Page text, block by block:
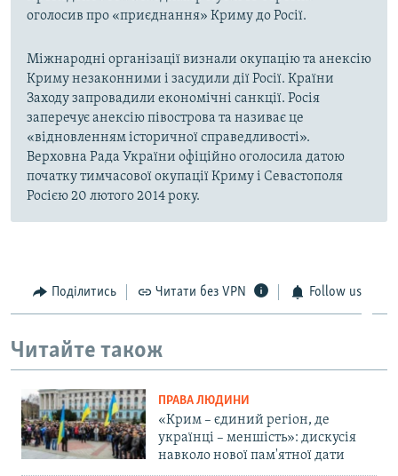
оголосив про «приєднання» Криму до Росії.
Міжнародні організації визнали окупацію та анексію
Криму незаконними і засудили дії Росії. Країни
Заходу запровадили економічні санкції. Росія
заперечує анексію півострова та називає це
«відновленням історичної справедливості».
Верховна Рада України офіційно оголосила датою
початку тимчасової окупації Криму і Севастополя
Росією 20 лютого 2014 року.
Поділитись Читати без VPN Follow us
Читайте також
ПРАВА ЛЮДИНИ
«Крим – єдиний регіон, де
українці – меншість»: дискусія
навколо нової пам'ятної дати